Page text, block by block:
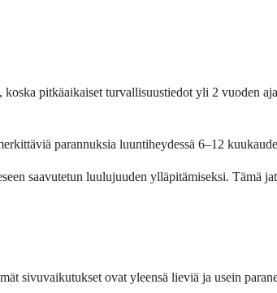
pitkäaikaiset turvallisuustiedot yli 2 vuoden
parannuksia luuntiheydessä 6–12
saavutetun luulujuuden ylläpitämiseksi. Tämä
ovat yleensä lieviä ja usein